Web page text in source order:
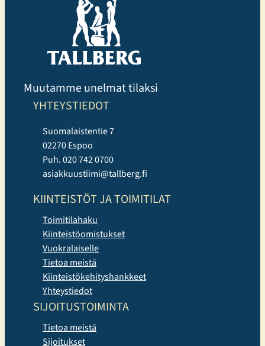
Muutamme unelmat tilaksi
YHTEYSTIEDOT
Suomalaistentie 7
02270 Espoo
Puh. 020 742 0700
asiakkuustiimi@tallberg.fi
KIINTEISTÖT JA TOIMITILAT
Toimitilahaku
Kiinteistöomistukset
Vuokralaiselle
Tietoa meistä
Kiinteistökehityshankkeet
Yhteystiedot
SIJOITUSTOIMINTA
Tietoa meistä
Sijoitukset